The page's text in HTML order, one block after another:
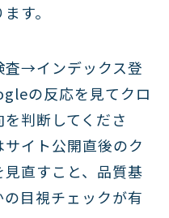
す。
査→インデックス登
の反応を見てクロ
判断してくださ
イト公開直後のク
直すこと、品質基
目視チェックが有